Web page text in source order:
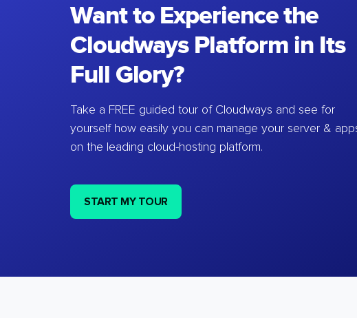
Want to Experience the
Cloudways Platform in Its
Full Glory?
Take a FREE guided tour of Cloudways and see for
yourself how easily you can manage your server &
on the leading cloud-hosting platform.
START MY TOUR